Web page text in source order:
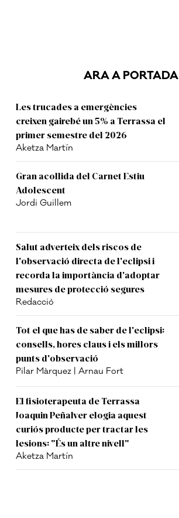
ARA A PORTADA
Les trucades a emergències
creixen gairebé un 5% a Terrassa el
primer semestre del 2026
Aketza Martín
Gran acollida del Carnet Estiu
Adolescent
Jordi Guillem
Salut adverteix dels riscos de
l'observació directa de l'eclipsi i
recorda la importància d'adoptar
mesures de protecció segures
Redacció
Tot el que has de saber de l'eclipsi:
consells, hores claus i els millors
punts d'observació
Pilar Màrquez | Arnau Fort
El fisioterapeuta de Terrassa
Joaquin Peñalver elogia aquest
curiós producte per tractar les
lesions: "És un altre nivell"
Aketza Martín